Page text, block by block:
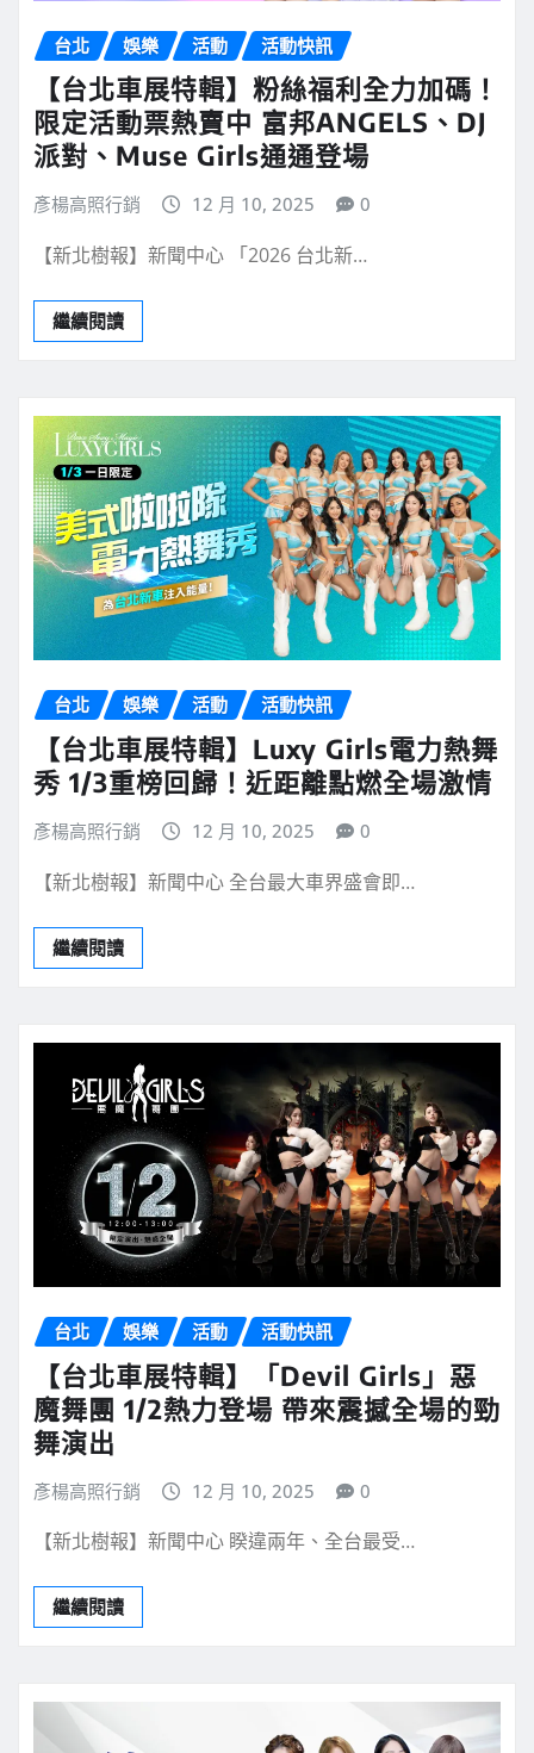
台北 娛樂 活動 活動快訊
【台北車展特輯】粉絲福利全力加碼！
限定活動票熱賣中 富邦ANGELS、DJ
派對、Muse Girls通通登場
彥楊高照行銷 12 月 10, 2025 0
【新北樹報】新聞中心 「2026 台北新…
繼續閱讀
台北 娛樂 活動 活動快訊
【台北車展特輯】Luxy Girls電力熱舞
秀 1/3重榜回歸！近距離點燃全場激情
彥楊高照行銷 12 月 10, 2025 0
【新北樹報】新聞中心 全台最大車界盛會即…
繼續閱讀
台北 娛樂 活動 活動快訊
【台北車展特輯】「Devil Girls」惡
魔舞團 1/2熱力登場 帶來震撼全場的勁
舞演出
彥楊高照行銷 12 月 10, 2025 0
【新北樹報】新聞中心 睽違兩年、全台最受…
繼續閱讀